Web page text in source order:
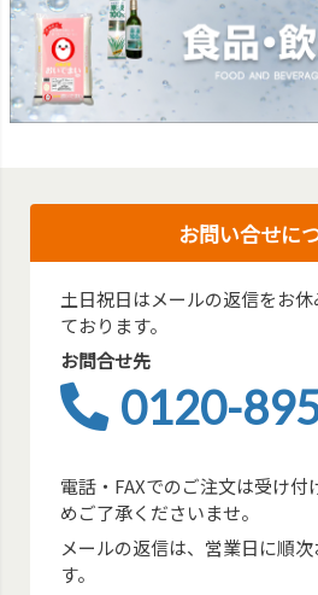
お問い合せに
土日祝日はメールの返信をお
ております。
お問合せ先
0120-
電話・FAXでのご注文は受け
めご了承くださいませ。
メールの返信は、営業日に順
す。